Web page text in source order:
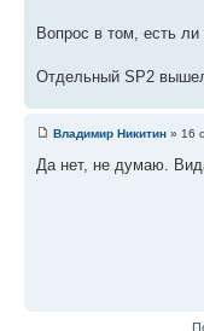
Вопрос в том, есть
Отдельный SP2
Владимир Никитин » 16
Да нет, не думаю.